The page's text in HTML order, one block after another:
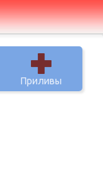
Приливы